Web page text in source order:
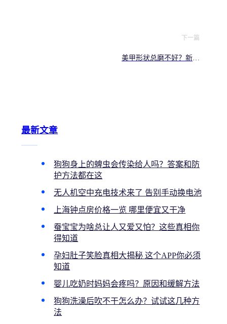
下一篇
美甲形状总磨不好？新手
最新文章
狗狗身上的蜱虫会传染给人吗？答案和防
护方法都在这
无人机空中充电技术来了 告别手动换电池
上海钟点房价格一览 哪里便宜又干净
蚕宝宝为啥总让人又爱又怕？这些真相你
得知道
孕妇肚子笑脸真相大揭秘 这个APP你必须
知道
婴儿吃奶时妈妈会疼吗？原因和缓解方法
狗狗洗澡后吹不干怎么办？试试这几种方
法